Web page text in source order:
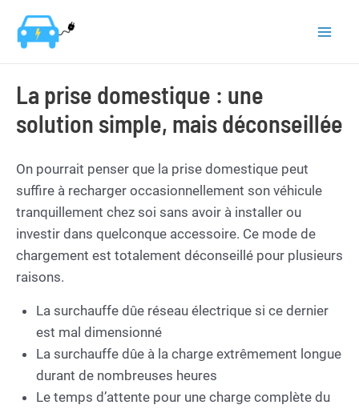
contenu
La prise domestique : une
solution simple, mais déconseillée
On pourrait penser que la prise domestique peut
suffire à recharger occasionnellement son véhicule
tranquillement chez soi sans avoir à installer ou
investir dans quelconque accessoire. Ce mode de
chargement est totalement déconseillé pour plusieurs
raisons.
La surchauffe dûe réseau électrique si ce dernier
est mal dimensionné
La surchauffe dûe à la charge extrêmement longue
durant de nombreuses heures
Le temps d’attente pour une charge complète du